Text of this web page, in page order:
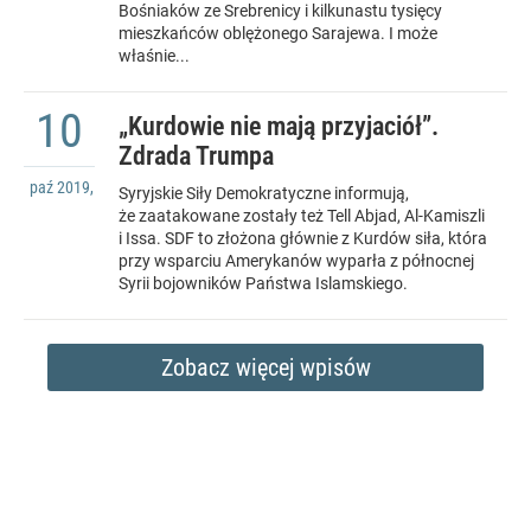
Bośniaków ze Srebrenicy i kilkunastu tysięcy
mieszkańców oblężonego Sarajewa. I może
właśnie...
„Kurdowie nie mają przyjaciół”.
Zdrada Trumpa
10
paź 2019,
Syryjskie Siły Demokratyczne informują,
że zaatakowane zostały też Tell Abjad, Al-Kamiszli
i Issa. SDF to złożona głównie z Kurdów siła, która
przy wsparciu Amerykanów wyparła z północnej
Syrii bojowników Państwa Islamskiego.
Zobacz więcej wpisów